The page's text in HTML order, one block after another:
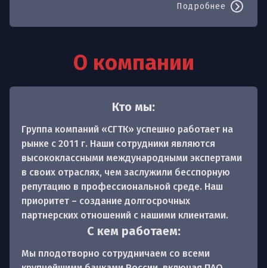
Подробнее
О компании
Кто мы:
Группа компаний «СГТК» успешно работает на
рынке с 2011 г. Наши сотрудники являются
высококлассными международными экспертами
в своих отраслях, чем заслужили бесспорную
репутацию в профессиональной среде. Наш
приоритет – создание долгосрочных
партнерских отношений с нашими клиентами.
С кем работаем:
Мы плодотворно сотрудничаем со всеми